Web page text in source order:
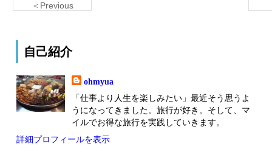
＜Previous
自己紹介
ohmyua
「仕事より人生を楽しみたい」最近そう思うよ
うになってきました。旅行が好き。そして、マ
イルでお得な旅行を実践していきます。
詳細プロフィールを表示